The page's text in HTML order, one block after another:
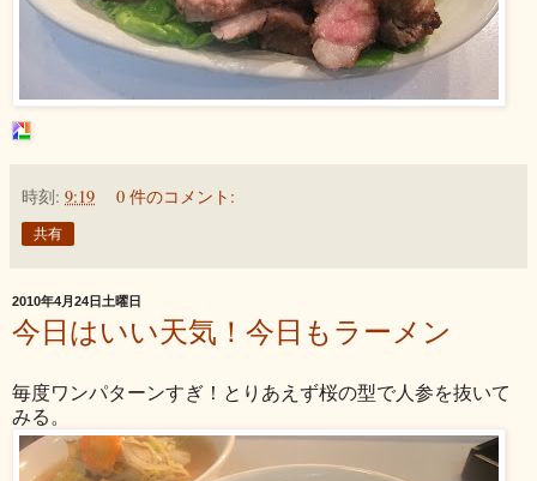
時刻: 9:19 0 件のコメント:
共有
2010年4月24日土曜日
今日はいい天気！今日もラーメン
毎度ワンパターンすぎ！とりあえず桜の型で人参を抜いて
みる。